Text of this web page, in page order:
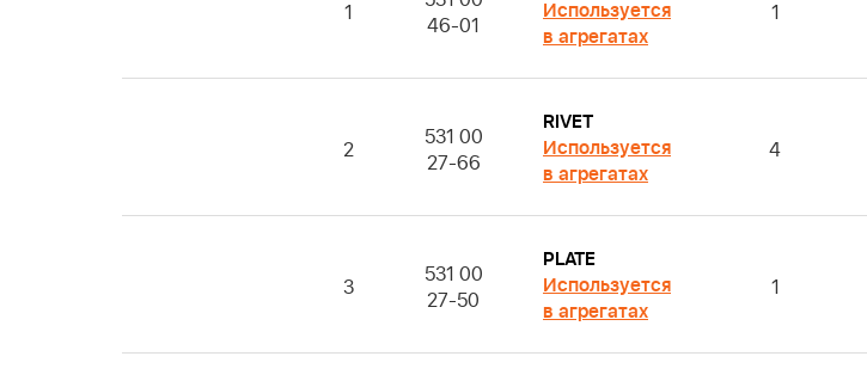
1
46-01
Используется
в агрегатах
1
2
531 00
27-66
RIVET
Используется
в агрегатах
4
3
531 00
27-50
PLATE
Используется
в агрегатах
1